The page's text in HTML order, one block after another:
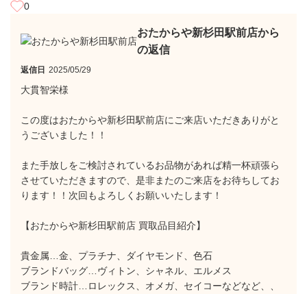
0
おたからや新杉田駅前店から
の返信
返信日 2025/05/29
大貫智栄様
この度はおたからや新杉田駅前店にご来店いただきありがと
うございました！！
また手放しをご検討されているお品物があれば精一杯頑張ら
させていただきますので、是非またのご来店をお待ちしてお
ります！！次回もよろしくお願いいたします！
【おたからや新杉田駅前店 買取品目紹介】
貴金属…金、プラチナ、ダイヤモンド、色石
ブランドバッグ…ヴィトン、シャネル、エルメス
ブランド時計…ロレックス、オメガ、セイコーなどなど、、